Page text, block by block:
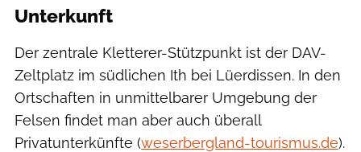
Unterkunft
Der zentrale Kletterer-Stützpunkt ist der DAV-
Zeltplatz im südlichen Ith bei Lüerdissen. In den
Ortschaften in unmittelbarer Umgebung der
Felsen findet man aber auch überall
Privatunterkünfte (weserbergland-tourismus.de).